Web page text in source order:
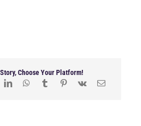
Choose Your Platform!